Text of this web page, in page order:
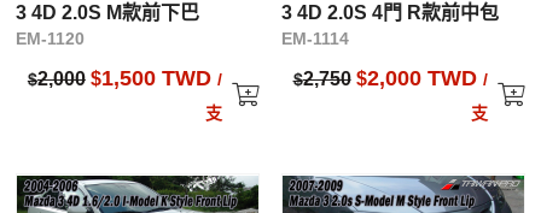
3 4D 2.0S M款前下巴
EM-1120
$2,000 $1,500 TWD /
支
3 4D 2.0S 4門 R款前中包
EM-1114
$2,750 $2,000 TWD /
支